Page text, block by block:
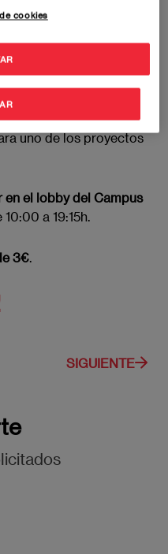
y con motivo
Los días 23 y 24 de
Solidario con
BOOKS. Los
uno de los proyectos
el lobby del Campus
a 19:15h.
3€
SIGUIENTE
cookies